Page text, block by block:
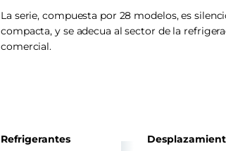
La serie, compuesta por 28 modelos, es
compacta, y se adecua al sector de la
comercial.
Refrigerantes